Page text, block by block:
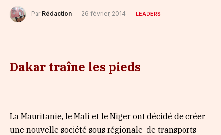
Par Rédaction 26 février, 2014 LEADERS
Dakar traîne les pieds
La Mauritanie, le Mali et le Niger ont décidé de créer
une nouvelle société sous régionale de transports